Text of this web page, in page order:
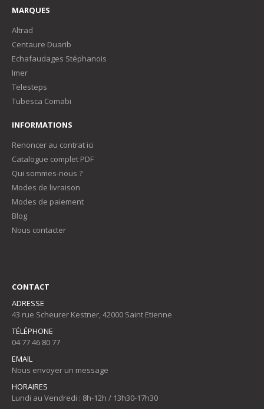
MARQUES
Altrad
Centaure Duarib
Echafaudages Stéphanois
Imer
Telesteps
Tubesca Comabi
INFORMATIONS
Renoncer au contrat ici
Catalogue complet PDF
Qui sommes-nous ?
Modes de livraison
Modes de paiement
Blog
Nous contacter
CONTACT
ADRESSE
43 rue Scheurer Kestner, 42000 Saint Etienne
TÉLÉPHONE
04 77 46 80 77
EMAIL
Nous envoyer un message
HORAIRES
Lundi au Vendredi : 8h-12h / 13h30-17h30